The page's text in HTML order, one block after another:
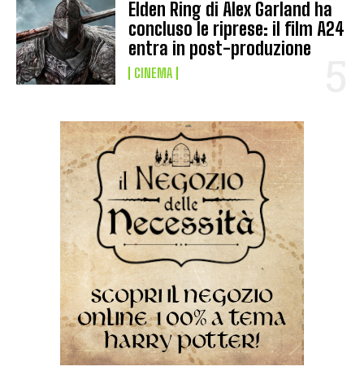
Elden Ring di Alex Garland ha
concluso le riprese: il film A24
entra in post-produzione
CINEMA